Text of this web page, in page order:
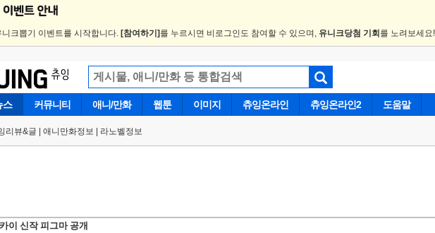
니크뽑기 이벤트를 시작합니다. [참여하기] 를 누르시면 비로그인도 참여할 수 있으며, 유니크당첨 기회 를 노려보세
스 커뮤니티 애니/만화 웹툰 이미지 츄잉온라인 츄잉온라인2 도움말
리뷰&글 애니만화정보 라노벨정보
이 신작 피그마 공개